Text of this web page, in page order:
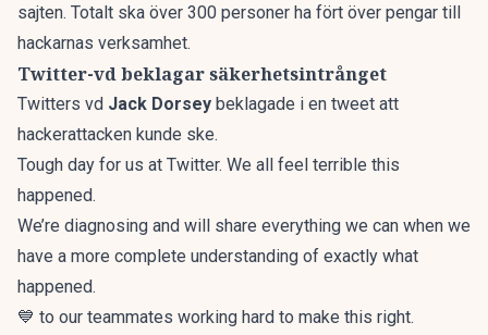
sajten. Totalt ska över 300 personer ha fört över pengar till
hackarnas verksamhet.
Twitter-vd beklagar säkerhetsintrånget
Twitters vd Jack Dorsey beklagade i en tweet att
hackerattacken kunde ske.
Tough day for us at Twitter. We all feel terrible this
happened.
We’re diagnosing and will share everything we can when we
have a more complete understanding of exactly what
happened.
💙 to our teammates working hard to make this right.